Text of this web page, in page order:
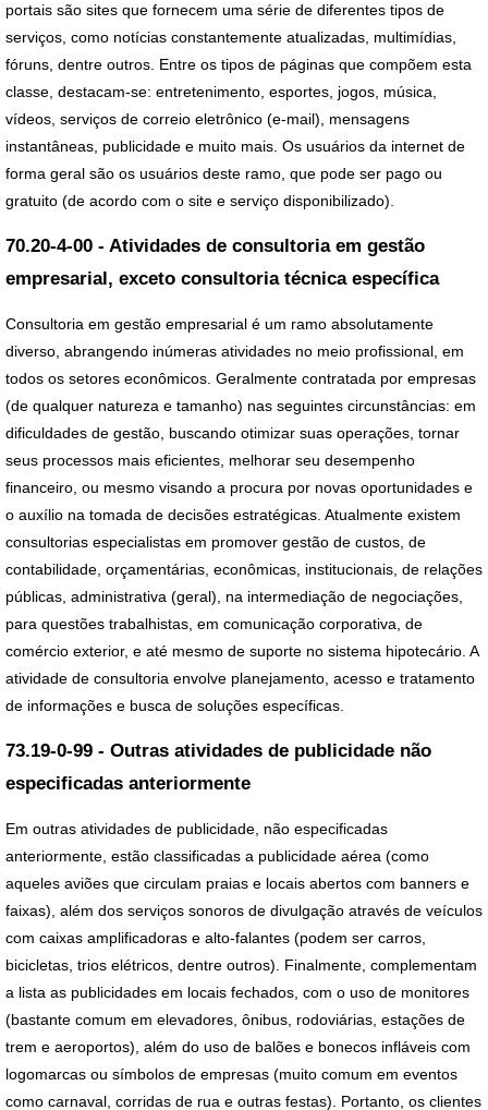
portais são sites que fornecem uma série de diferentes tipos de
serviços, como notícias constantemente atualizadas, multimídias,
fóruns, dentre outros. Entre os tipos de páginas que compõem esta
classe, destacam-se: entretenimento, esportes, jogos, música,
vídeos, serviços de correio eletrônico (e-mail), mensagens
instantâneas, publicidade e muito mais. Os usuários da internet de
forma geral são os usuários deste ramo, que pode ser pago ou
gratuito (de acordo com o site e serviço disponibilizado).
70.20-4-00 - Atividades de consultoria em gestão
empresarial, exceto consultoria técnica específica
Consultoria em gestão empresarial é um ramo absolutamente
diverso, abrangendo inúmeras atividades no meio profissional, em
todos os setores econômicos. Geralmente contratada por empresas
(de qualquer natureza e tamanho) nas seguintes circunstâncias: em
dificuldades de gestão, buscando otimizar suas operações, tornar
seus processos mais eficientes, melhorar seu desempenho
financeiro, ou mesmo visando a procura por novas oportunidades e
o auxílio na tomada de decisões estratégicas. Atualmente existem
consultorias especialistas em promover gestão de custos, de
contabilidade, orçamentárias, econômicas, institucionais, de relações
públicas, administrativa (geral), na intermediação de negociações,
para questões trabalhistas, em comunicação corporativa, de
comércio exterior, e até mesmo de suporte no sistema hipotecário. A
atividade de consultoria envolve planejamento, acesso e tratamento
de informações e busca de soluções específicas.
73.19-0-99 - Outras atividades de publicidade não
especificadas anteriormente
Em outras atividades de publicidade, não especificadas
anteriormente, estão classificadas a publicidade aérea (como
aqueles aviões que circulam praias e locais abertos com banners e
faixas), além dos serviços sonoros de divulgação através de veículos
com caixas amplificadoras e alto-falantes (podem ser carros,
bicicletas, trios elétricos, dentre outros). Finalmente, complementam
a lista as publicidades em locais fechados, com o uso de monitores
(bastante comum em elevadores, ônibus, rodoviárias, estações de
trem e aeroportos), além do uso de balões e bonecos infláveis com
logomarcas ou símbolos de empresas (muito comum em eventos
como carnaval, corridas de rua e outras festas). Portanto, os clientes